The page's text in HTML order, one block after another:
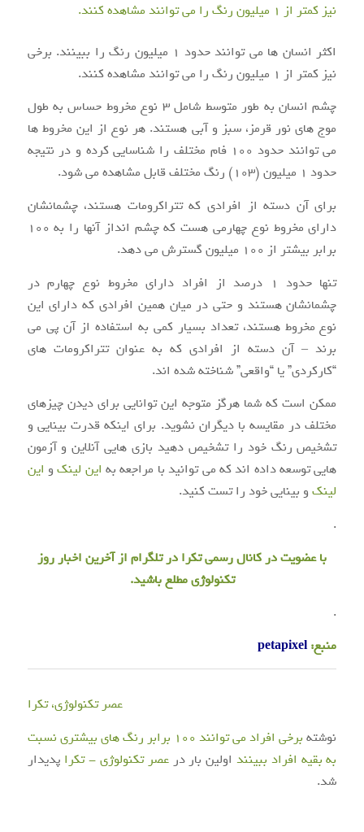
اکثر انسان ها می توانند حدود ۱ میلیون رنگ را ببینند. برخی
نیز کمتر از ۱ میلیون رنگ را می توانند مشاهده کنند.
چشم انسان به طور متوسط شامل ۳ نوع مخروط حساس به طول
موج های نور قرمز، سبز و آبی هستند. هر نوع از این مخروط ها
می توانند حدود ۱۰۰ فام مختلف را شناسایی کرده و در نتیجه
حدود ۱ میلیون (۱۰۳) رنگ مختلف قابل مشاهده می شود.
برای آن دسته از افرادی که تتراکرومات هستند، چشمانشان
دارای مخروط نوع چهارمی هست که چشم انداز آنها را به ۱۰۰
برابر بیشتر از ۱۰۰ میلیون گسترش می دهد.
تنها حدود ۱ درصد از افراد دارای مخروط نوع چهارم در
چشمانشان هستند و حتی در میان همین افرادی که دارای این
نوع مخروط هستند، تعداد بسیار کمی به استفاده از آن پی می
برند – آن دسته از افرادی که به عنوان تتراکرومات های
“کارکردی” یا “واقعی” شناخته شده اند.
ممکن است که شما هرگز متوجه این توانایی برای دیدن چیزهای
مختلف در مقایسه با دیگران نشوید. برای اینکه قدرت بینایی و
تشخیص رنگ خود را تشخیص دهید بازی هایی آنلاین و آزمون
هایی توسعه داده اند که می توانید با مراجعه به این لینکو این
لینکو بینایی خود را تست کنید.
.
با عضویت درکانال رسمی تکرا در تلگرام از آخرین اخبار روز
تکنولوژی مطلع باشید.
.
منبع: petapixel
عصر تکنولوژی، تکرا
نوشته
برخی افراد می توانند ۱۰۰ برابر رنگ های بیشتری نسبت
به بقیه افراد ببیننداولین بار درعصر تکنولوژی - تکرا پدیدار
شد.